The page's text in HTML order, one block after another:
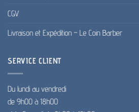
CGV
Livraison et Expédition – Le Coin Barber
SERVICE CLIENT
Du lundi au vendredi
de 9h00 à 18h00